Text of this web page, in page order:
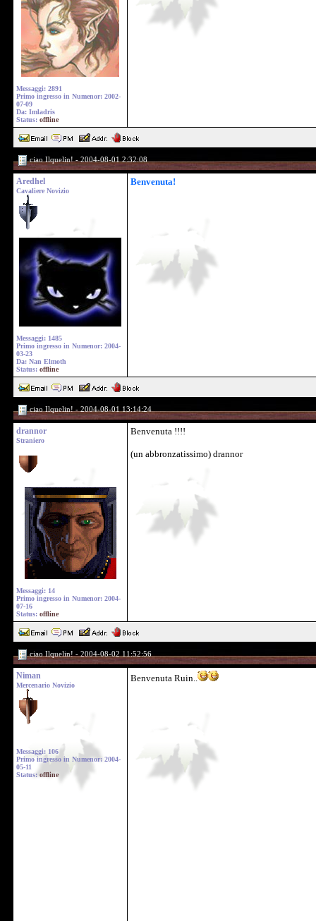
Messaggi: 2891
Primo ingresso in Numenor: 2002-
07-09
Da: Imladris
Status: offline
ciao Ilquelin! - 2004-08-01 2:32:08
Aredhel
Cavaliere Novizio
Messaggi: 1485
Primo ingresso in Numenor: 2004-
03-23
Da: Nan Elmoth
Status: offline
Benvenuta!
ciao Ilquelin! - 2004-08-01 13:14:24
drannor
Straniero
Messaggi: 14
Primo ingresso in Numenor: 2004-
07-16
Status: offline
Benvenuta !!!!
(un abbronzatissimo) drannor
ciao Ilquelin! - 2004-08-02 11:52:56
Niman
Mercenario Novizio
Messaggi: 106
Primo ingresso in Numenor: 2004-
05-11
Status: offline
Benvenuta Ruin..